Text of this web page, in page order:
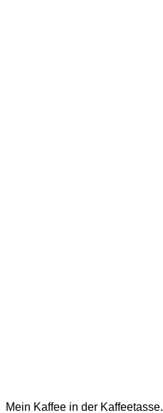
Mein Kaffee in der Kaffeetasse.